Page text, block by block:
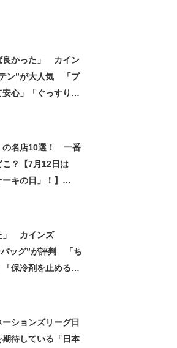
良かった」 カイン
ン”が大人気 「プ
心」「ぐっすり眠
の名店10選！ 一番
こ？【7月12日は
キの日」！】
」 カインズ
ッグ”が評判 「ち
保冷剤を止めるベ
ーションズリーグ日
待している「日本